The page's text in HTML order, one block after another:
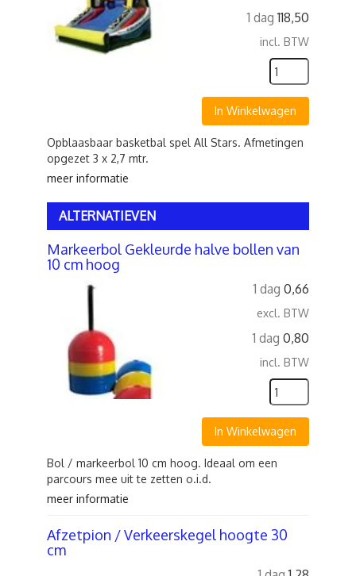
1 dag 118,50
incl. BTW
In Winkelwagen
Opblaasbaar basketbal spel All Stars. Afmetingen
opgezet 3 x 2,7 mtr.
meer informatie
ALTERNATIEVEN
Markeerbol Gekleurde halve bollen van
10 cm hoog
1 dag 0,66
excl. BTW
1 dag 0,80
incl. BTW
In Winkelwagen
Bol / markeerbol 10 cm hoog. Ideaal om een
parcours mee uit te zetten o.i.d.
meer informatie
Afzetpion / Verkeerskegel hoogte 30
cm